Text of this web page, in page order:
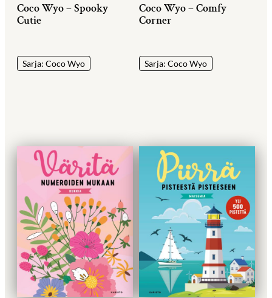
Coco Wyo – Spooky
Cutie
Sarja: Coco Wyo
Coco Wyo – Comfy
Corner
Sarja: Coco Wyo